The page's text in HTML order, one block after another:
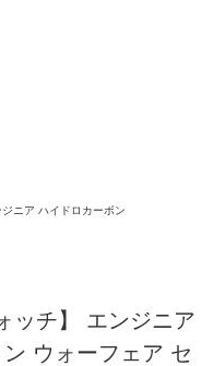
ジニア ハイドロカーボン
ッチ】 エンジニア
ウォーフェア セ